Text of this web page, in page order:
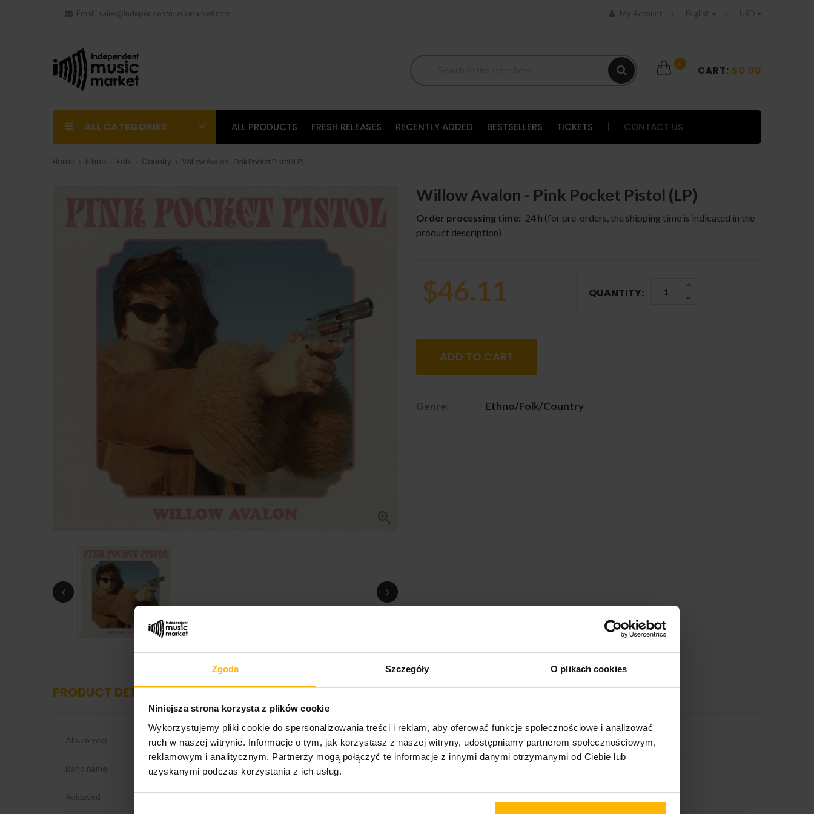
Zgoda Szczegóły O plikach cookies
Niniejsza strona korzysta z plików cookie
Wykorzystujemy pliki cookie do spersonalizowania treści i reklam, aby oferować funkcje społecznościowe i analizować
ruch w naszej witrynie. Informacje o tym, jak korzystasz z naszej witryny, udostępniamy partnerom społecznościowym,
reklamowym i analitycznym. Partnerzy mogą połączyć te informacje z innymi danymi otrzymanymi od Ciebie lub
uzyskanymi podczas korzystania z ich usług.
Email: sales@independentmusicmarket.com My Account English USD
0
CART: $0.00
ALL CATEGORIES ALL PRODUCTS FRESH RELEASES RECENTLY ADDED BESTSELLERS TICKETS CONTACT US
Home Ethno Folk Country Willow Avalon - Pink Pocket Pistol (LP)
‹ ›
Willow Avalon - Pink Pocket Pistol (LP)
Order processing time: 24 h (for pre-orders, the shipping time is indicated in the
product description)
$46.11 QUANTITY:
ADD TO CART
Genre: Ethno/Folk/Country
PRODUCT DETAILS
Album year 2026
Band name Willow Avalon
Released